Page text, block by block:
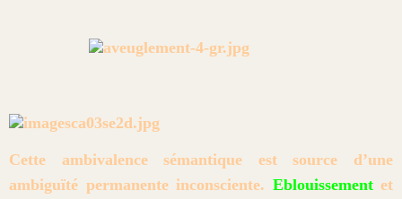
Cette ambivalence sémantique est source d’une
ambiguïté permanente inconsciente. Eblouissementet